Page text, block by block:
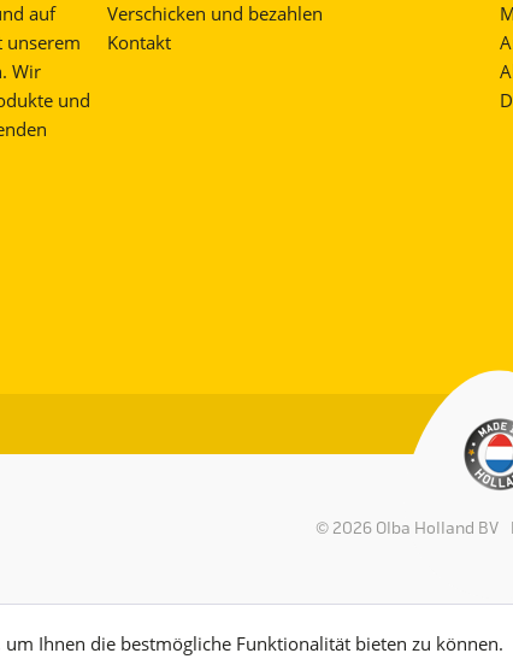
auf
unserem
Wir
und
Verschicken und bezahlen
Kontakt
© 2026 Olba Holland BV
um Ihnen die bestmögliche Funktionalität bieten zu können.